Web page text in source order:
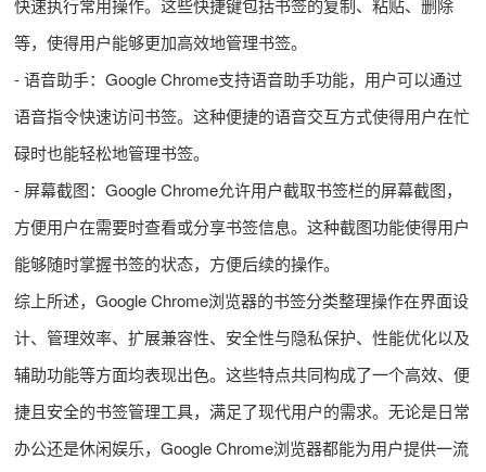
快速执行常用操作。这些快捷键包括书签的复制、粘贴、删除
等，使得用户能够更加高效地管理书签。
- 语音助手：Google Chrome支持语音助手功能，用户可以通过
语音指令快速访问书签。这种便捷的语音交互方式使得用户在忙
碌时也能轻松地管理书签。
- 屏幕截图：Google Chrome允许用户截取书签栏的屏幕截图，
方便用户在需要时查看或分享书签信息。这种截图功能使得用户
能够随时掌握书签的状态，方便后续的操作。
综上所述，Google Chrome浏览器的书签分类整理操作在界面设
计、管理效率、扩展兼容性、安全性与隐私保护、性能优化以及
辅助功能等方面均表现出色。这些特点共同构成了一个高效、便
捷且安全的书签管理工具，满足了现代用户的需求。无论是日常
办公还是休闲娱乐，Google Chrome浏览器都能为用户提供一流